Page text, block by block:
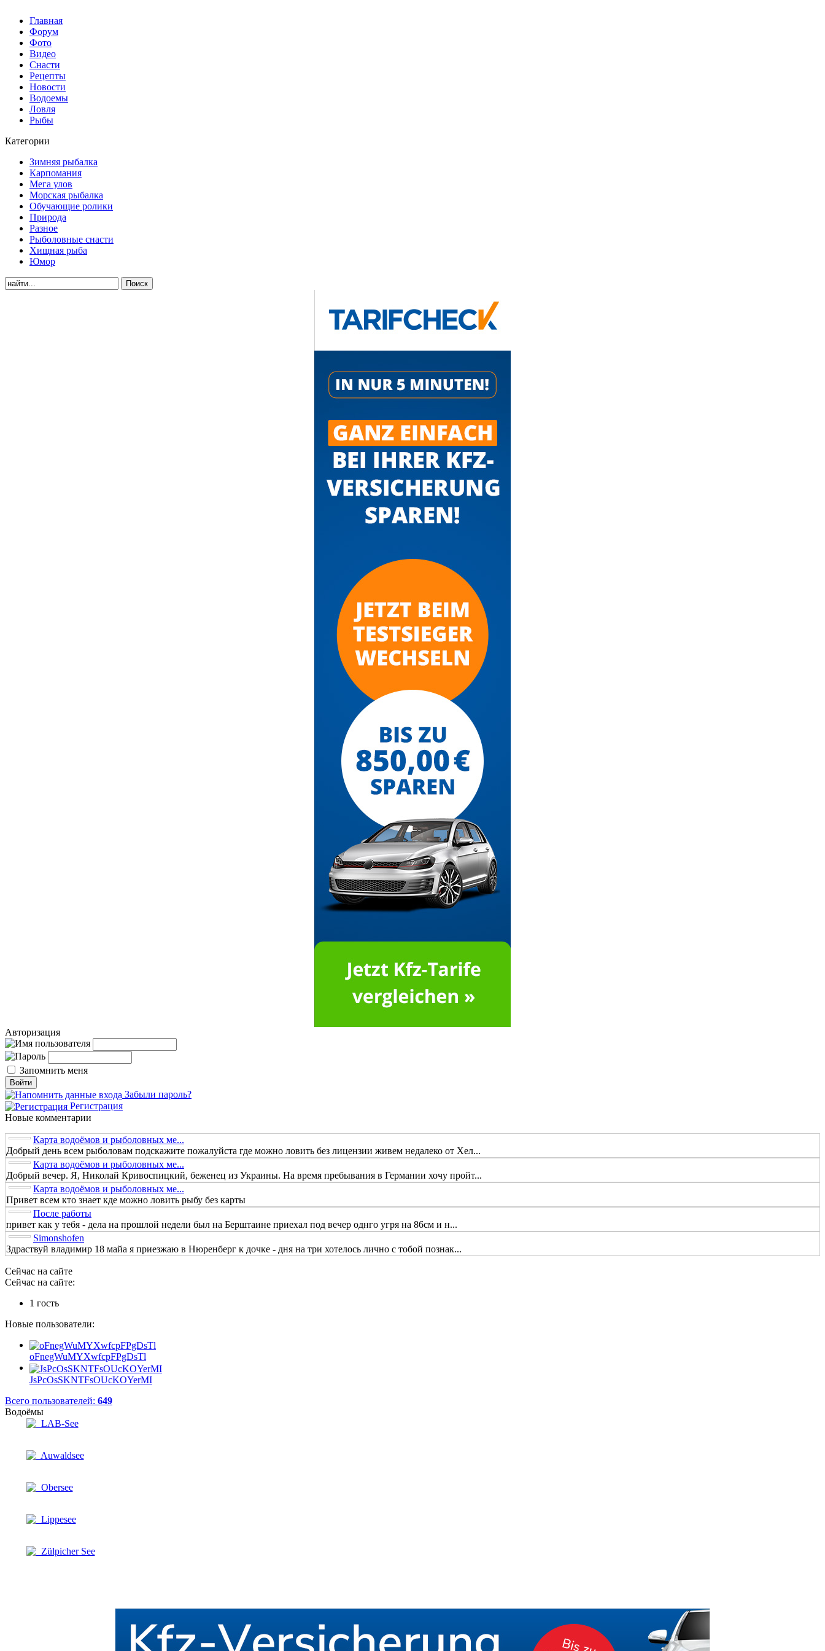
Главная
Форум
Фото
Видео
Снасти
Рецепты
Новости
Водоемы
Ловля
Рыбы
Категории
Зимняя рыбалка
Карпомания
Мега улов
Морская рыбалка
Обучающие ролики
Природа
Разное
Рыболовные снасти
Хищная рыба
Юмор
Авторизация
Запомнить меня
Забыли пароль?
Регистрация
Новые комментарии
Карта водоёмов и рыболовных ме...
Добрый день всем рыболовам подскажите пожалуйста где можно ловить без лицензии живем недалеко от Хел...
Карта водоёмов и рыболовных ме...
Добрый вечер. Я, Николай Кривоспицкий, беженец из Украины. На время пребывания в Германии хочу пройт...
Карта водоёмов и рыболовных ме...
Привет всем кто знает кде можно ловить рыбу без карты
После работы
привет как у тебя - дела на прошлой недели был на Берштаине приехал под вечер однго угря на 86см и н...
Simonshofen
Здраствуй владимир 18 майа я приезжаю в Нюренберг к дочке - дня на три хотелось лично с тобой познак...
Сейчас на сайте
Сейчас на сайте:
1 гость
Новые пользователи:
oFnegWuMYXwfcpFPgDsTl
JsPcOsSKNTFsOUcKOYerMI
Всего пользователей: 649
Водоёмы
LAB-See
Auwaldsee
Obersee
Lippesee
Zülpicher See